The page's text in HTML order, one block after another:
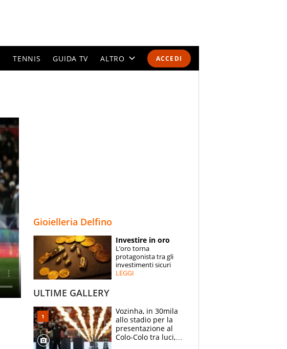
ACCEDI
TENNIS GUIDA TV ALTRO
SPECIALI
ESPERTI
Gioielleria Delfino
Investire in oro
L’oro torna
protagonista tra gli
investimenti sicuri
LEGGI
ULTIME GALLERY
Vozinha, in 30mila
allo stadio per la
presentazione al
Colo-Colo tra luci,